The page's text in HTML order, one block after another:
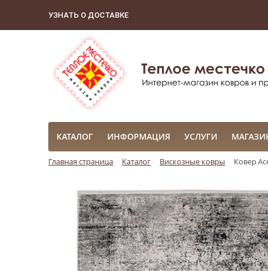
УЗНАТЬ О ДОСТАВКЕ
КАТАЛОГ ИНФОРМАЦИЯ УСЛУГИ
Главная страница Каталог Вискозные ковры Ковер